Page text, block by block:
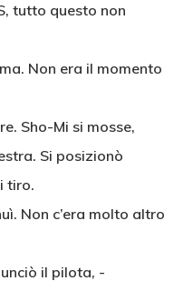
tutto questo non
Non era il momento
Sho-Mi si mosse,
Si posizionò
tiro.
Non c’era molto altro
il pilota, -